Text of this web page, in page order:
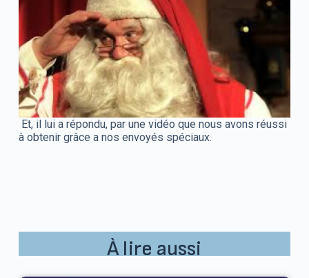
Et, il lui a répondu, par une vidéo que nous avons réussi
à obtenir grâce a nos envoyés spéciaux.
À lire aussi